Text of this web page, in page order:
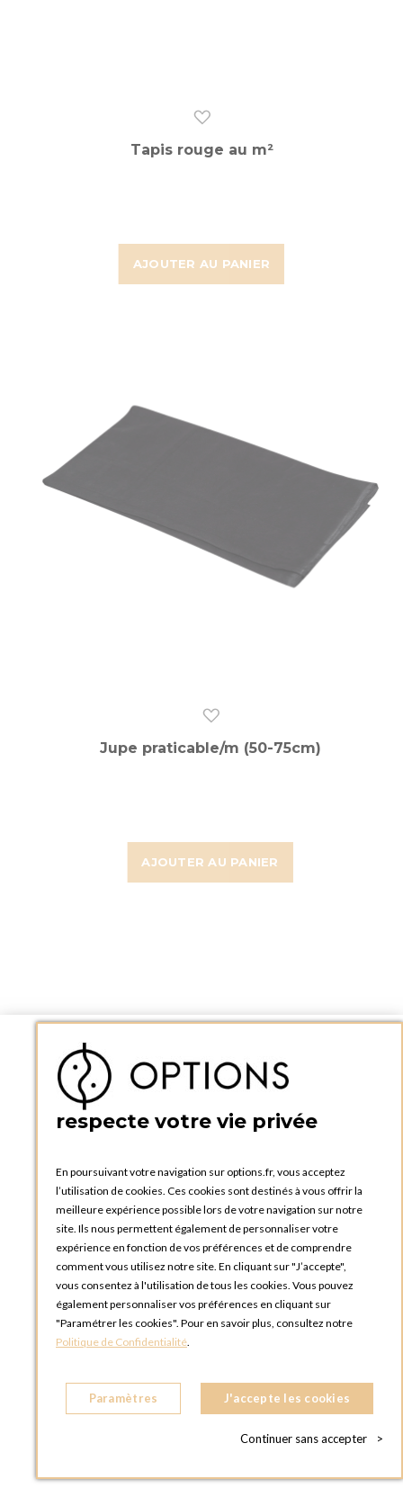
AJOUTER AU PANIER
Tapis rouge au m²
AJOUTER AU PANIER
Jupe praticable/m (50-75cm)
Français
Fournisseur Breveté de la Cour de Belgique
respecte votre vie privée
En poursuivant votre navigation sur options.fr, vous acceptez
l’utilisation de cookies. Ces cookies sont destinés à vous offrir la
meilleure expérience possible lors de votre navigation sur notre
site. Ils nous permettent également de personnaliser votre
expérience en fonction de vos préférences et de comprendre
comment vous utilisez notre site. En cliquant sur "J’accepte",
vous consentez à l'utilisation de tous les cookies. Vous pouvez
également personnaliser vos préférences en cliquant sur
"Paramétrer les cookies". Pour en savoir plus, consultez notre
Politique de Confidentialité.
Paramètres J'accepte les cookies
Continuer sans accepter >